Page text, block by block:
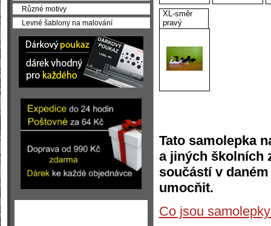
XL-směr
pravý
Tato samolepka
a jiných školních
součástí v
umocňit.
Co jsou
Různé motivy
Levné šablony na malování